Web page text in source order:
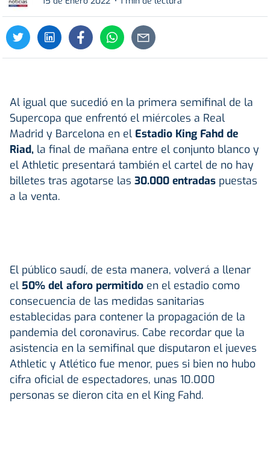
Al igual que sucedió en la primera semifinal de la
Supercopa que enfrentó el miércoles a Real
Madrid y Barcelona en el Estadio King Fahd de
Riad, la final de mañana entre el conjunto blanco y
el Athletic presentará también el cartel de no hay
billetes tras agotarse las 30.000 entradas puestas
a la venta.
El público saudí, de esta manera, volverá a llenar
el 50% del aforo permitido en el estadio como
consecuencia de las medidas sanitarias
establecidas para contener la propagación de la
pandemia del coronavirus. Cabe recordar que la
asistencia en la semifinal que disputaron el jueves
Athletic y Atlético fue menor, pues si bien no hubo
cifra oficial de espectadores, unas 10.000
personas se dieron cita en el King Fahd.